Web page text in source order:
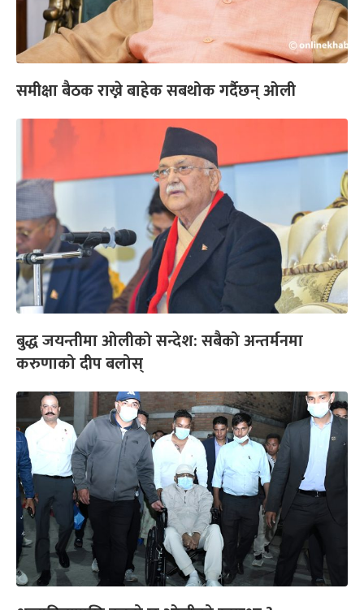
समीक्षा बैठक राख्ने बाहेक सबथोक गर्दैछन् ओली
बुद्ध जयन्तीमा ओलीको सन्देश: सबैको अन्तर्मनमा
करुणाको दीप बलोस्